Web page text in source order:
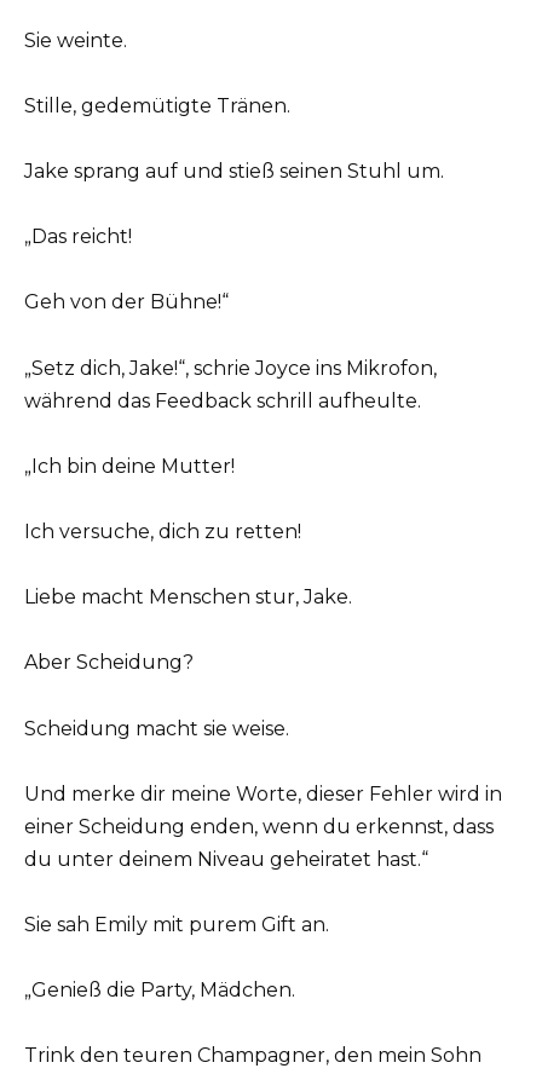
Sie weinte.
Stille, gedemütigte Tränen.
Jake sprang auf und stieß seinen Stuhl um.
„Das reicht!
Geh von der Bühne!“
„Setz dich, Jake!“, schrie Joyce ins Mikrofon,
während das Feedback schrill aufheulte.
„Ich bin deine Mutter!
Ich versuche, dich zu retten!
Liebe macht Menschen stur, Jake.
Aber Scheidung?
Scheidung macht sie weise.
Und merke dir meine Worte, dieser Fehler wird in
einer Scheidung enden, wenn du erkennst, dass
du unter deinem Niveau geheiratet hast.“
Sie sah Emily mit purem Gift an.
„Genieß die Party, Mädchen.
Trink den teuren Champagner, den mein Sohn